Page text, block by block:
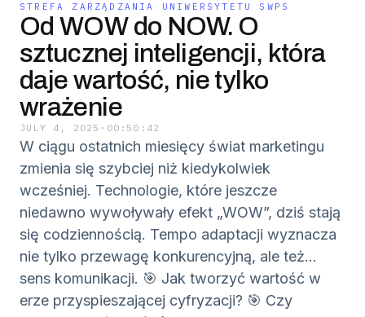
STREFA ZARZĄDZANIA UNIWERSYTETU SWPS
Od WOW do NOW. O
sztucznej inteligencji, która
daje wartość, nie tylko
wrażenie
JULY 4, 2025 · 00:50:42
W ciągu ostatnich miesięcy świat marketingu
zmienia się szybciej niż kiedykolwiek
wcześniej. Technologie, które jeszcze
niedawno wywoływały efekt „WOW”, dziś stają
się codziennością. Tempo adaptacji wyznacza
nie tylko przewagę konkurencyjną, ale też...
sens komunikacji. 🎯 Jak tworzyć wartość w
erze przyspieszającej cyfryzacji? 🎯 Czy